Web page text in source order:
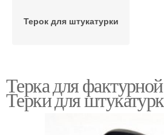
Терок для штукатурки
Терка для
Терки для